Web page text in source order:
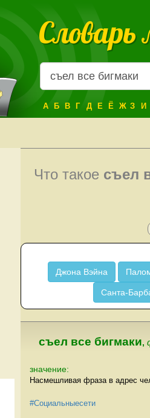
Словарь
А Б В Г Д Е Ё Ж З И
Что такое съел
Джона Вэйна
Санта-
съел все бигмаки,
значение:
Насмешливая фраза в адрес
#Социальныесети